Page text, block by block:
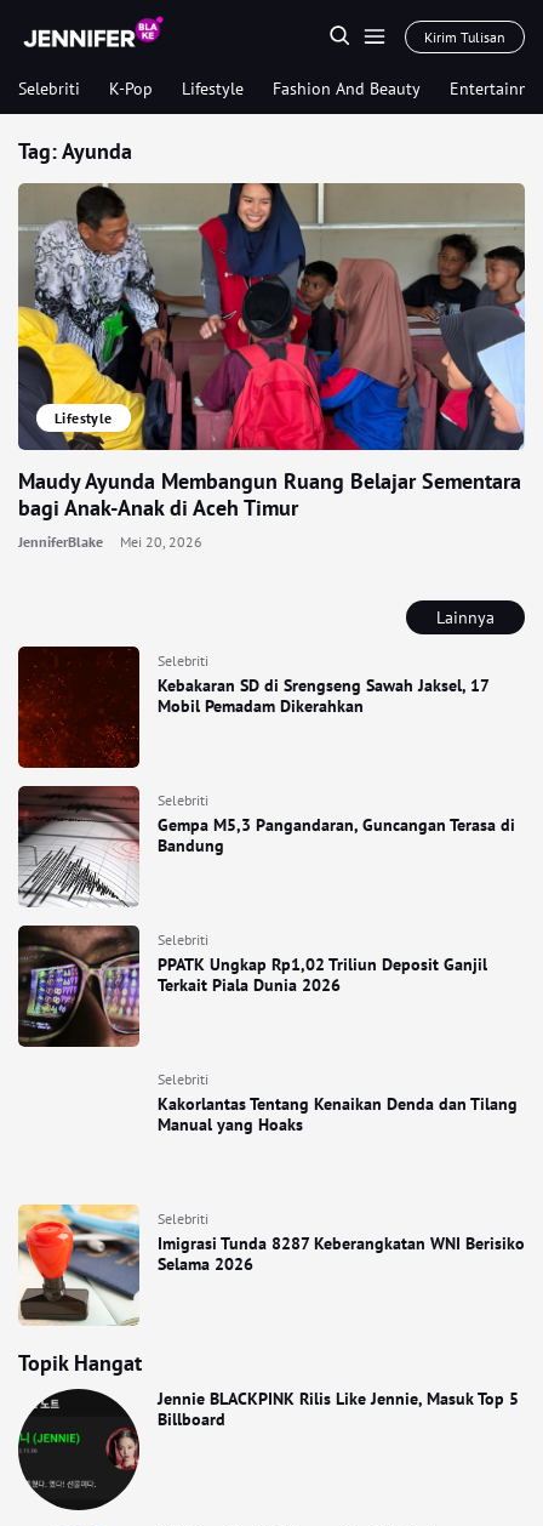
Kirim Tulisan
Selebriti K-Pop Lifestyle Fashion And Beauty
Lainnya
Selebriti
Kebakaran SD di Srengseng Sawah Jaksel, 17
Mobil Pemadam Dikerahkan
Selebriti
Gempa M5,3 Pangandaran, Guncangan Terasa di
Bandung
Selebriti
PPATK Ungkap Rp1,02 Triliun Deposit Ganjil
Terkait Piala Dunia 2026
Selebriti
Kakorlantas Tentang Kenaikan Denda dan Tilang
Manual yang Hoaks
Selebriti
Imigrasi Tunda 8287 Keberangkatan WNI Berisiko
Selama 2026
Topik Hangat
Jennie BLACKPINK Rilis Like Jennie, Masuk Top 5
Billboard
Tag:Ayunda
Lifestyle
Maudy Ayunda Membangun Ruang Belajar Sementara
bagi Anak-Anak di Aceh Timur
JenniferBlake Mei 20, 2026